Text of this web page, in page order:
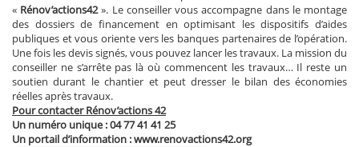
« Rénov’actions42». Le conseiller vous accompagne dans le montage
des dossiers de financement en optimisant les dispositifs d’aides
publiques et vous oriente vers les banques partenaires de l’opération.
Une fois les devis signés, vous pouvez lancer les travaux. La mission du
conseiller ne s’arrête pas là où commencent les travaux… Il reste un
soutien durant le chantier et peut dresser le bilan des économies
réelles après travaux.
Pour contacter Rénov’actions 42
Un numéro unique : 04 77 41 41 25
Un portail d’information : www.renovactions42.org